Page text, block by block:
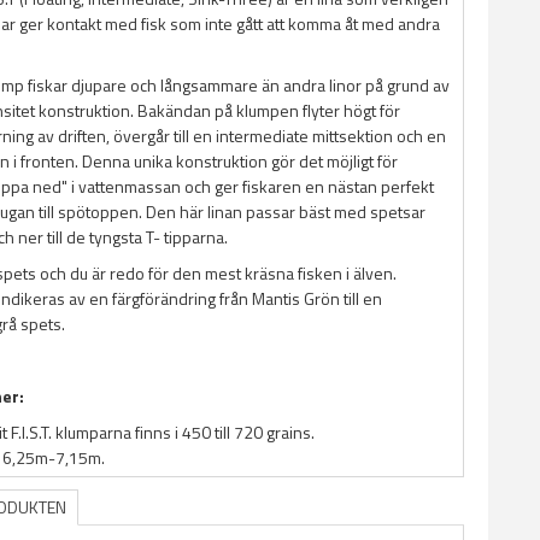
ger kontakt med fisk som inte gått att komma åt med andra
fiskar djupare och långsammare än andra linor på grund av
konstruktion. Bakändan på klumpen flyter högt för
av driften, övergår till en intermediate mittsektion och en
i fronten. Denna unika konstruktion gör det möjligt för
ned" i vattenmassan och ger fiskaren en nästan perfekt
till spötoppen. Den här linan passar bäst med spetsar
ner till de tyngsta T- tipparna.
och du är redo för den mest kräsna fisken i älven.
av en färgförändring från Mantis Grön till en
spets.
F.I.S.T. klumparna finns i 450 till 720 grains.
7,15m.